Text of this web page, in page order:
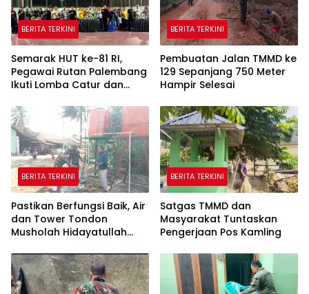
BERITA TERKINI
Semarak HUT ke-81 RI,
Pegawai Rutan Palembang
Ikuti Lomba Catur dan
BERITA TERKINI
Pembuatan Jalan TMMD ke
129 Sepanjang 750 Meter
Hampir Selesai
BERITA TERKINI
Pastikan Berfungsi Baik, Air
dan Tower Tondon
Musholah Hidayatullah
BERITA TERKINI
Satgas TMMD dan
Masyarakat Tuntaskan
Pengerjaan Pos Kamling